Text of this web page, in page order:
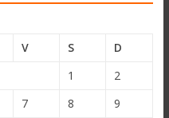
V S
D
1
2
7 8
9